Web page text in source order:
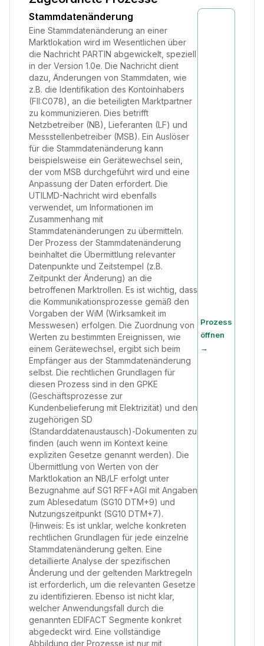
Stammdatenänderung
Eine Stammdatenänderung an einer
Marktlokation wird im Wesentlichen über
die Nachricht PARTIN abgewickelt, speziell
in der Version 1.0e. Die Nachricht dient
dazu, Änderungen von Stammdaten, wie
z.B. die Identifikation des Kontoinhabers
(FII:C078), an die beteiligten Marktpartner
zu kommunizieren. Dies betrifft
Netzbetreiber (NB), Lieferanten (LF) und
Messstellenbetreiber (MSB). Ein Auslöser
für die Stammdatenänderung kann
beispielsweise ein Gerätewechsel sein,
der vom MSB durchgeführt wird und eine
Anpassung der Daten erfordert. Die
UTILMD-Nachricht wird ebenfalls
verwendet, um Informationen im
Zusammenhang mit
Stammdatenänderungen zu übermitteln.
Der Prozess der Stammdatenänderung
beinhaltet die Übermittlung relevanter
Datenpunkte und Zeitstempel (z.B.
Zeitpunkt der Änderung) an die
betroffenen Marktrollen. Es ist wichtig, dass
die Kommunikationsprozesse gemäß den
Vorgaben der WiM (Wirksamkeit im
Messwesen) erfolgen. Die Zuordnung von
Werten zu bestimmten Ereignissen, wie
einem Gerätewechsel, ergibt sich beim
Empfänger aus der Stammdatenänderung
selbst. Die rechtlichen Grundlagen für
diesen Prozess sind in den GPKE
(Geschäftsprozesse zur
Kundenbelieferung mit Elektrizität) und den
zugehörigen SD
(Standarddatenaustausch)-Dokumenten zu
finden (auch wenn im Kontext keine
expliziten Gesetze genannt werden). Die
Übermittlung von Werten von der
Marktlokation an NB/LF erfolgt unter
Bezugnahme auf SG1 RFF+AGI mit Angaben
zum Ablesedatum (SG10 DTM+9) und
Nutzungszeitpunkt (SG10 DTM+7).
(Hinweis: Es ist unklar, welche konkreten
rechtlichen Grundlagen für jede einzelne
Stammdatenänderung gelten. Eine
detaillierte Analyse der spezifischen
Änderung und der geltenden Marktregeln
ist erforderlich, um die relevanten Gesetze
zu identifizieren. Ebenso ist nicht klar,
welcher Anwendungsfall durch die
genannten EDIFACT Segmente konkret
abgedeckt wird. Eine vollständige
Abbildung der Prozesse ist nur mit
Prozess
öffnen
→